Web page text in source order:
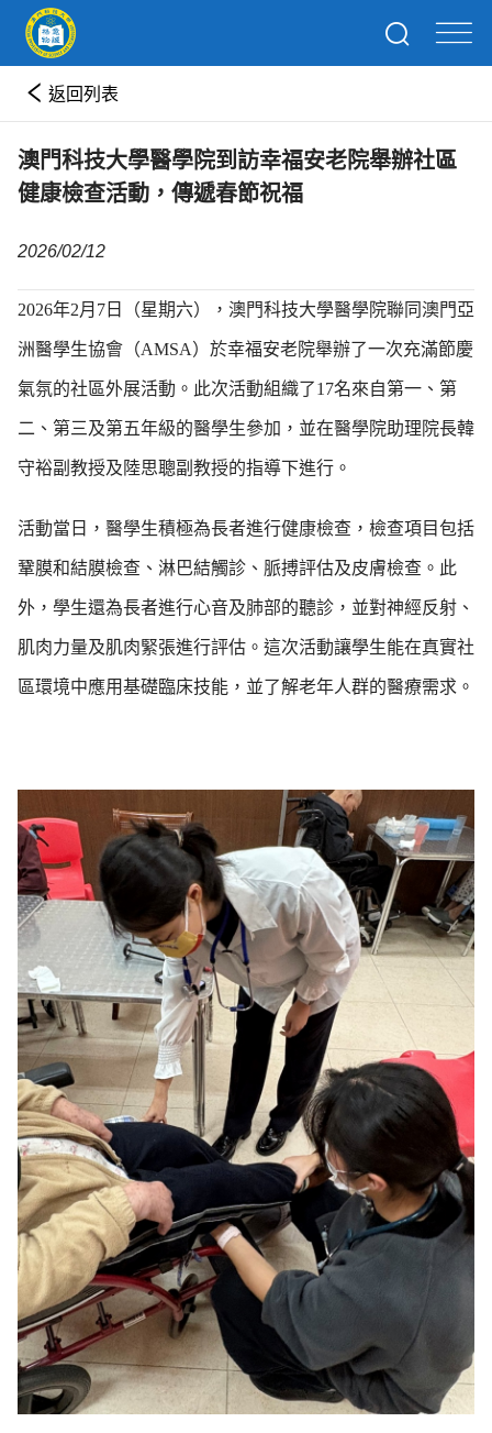
返回列表
澳門科技大學醫學院到訪幸福安老院舉辦社區
健康檢查活動，傳遞春節祝福
2026/02/12
2026年2月7日（星期六），澳門科技大學醫學院聯同澳門亞
洲醫學生協會（AMSA）於幸福安老院舉辦了一次充滿節慶
氣氛的社區外展活動。此次活動組織了17名來自第一、第
二、第三及第五年級的醫學生參加，並在醫學院助理院長韓
守裕副教授及陸思聰副教授的指導下進行。
活動當日，醫學生積極為長者進行健康檢查，檢查項目包括
鞏膜和結膜檢查、淋巴結觸診、脈搏評估及皮膚檢查。此
外，學生還為長者進行心音及肺部的聽診，並對神經反射、
肌肉力量及肌肉緊張進行評估。這次活動讓學生能在真實社
區環境中應用基礎臨床技能，並了解老年人群的醫療需求。